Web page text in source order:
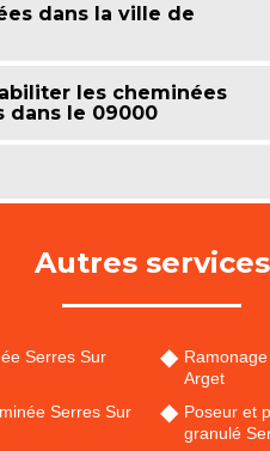
dans la ville de
les cheminées
dans le 09000
Autres services
Serres Sur
Serres Sur
Arget
Poseur et
granulé